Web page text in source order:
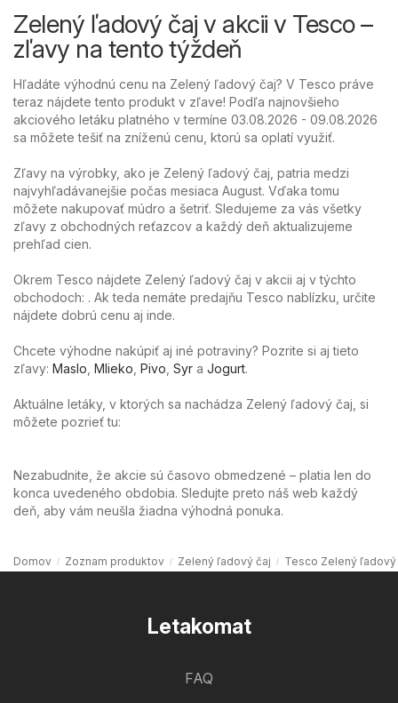
Zelený ľadový čaj v akcii v Tesco –
zľavy na tento týždeň
Hľadáte výhodnú cenu na Zelený ľadový čaj? V Tesco práve
teraz nájdete tento produkt v zľave! Podľa najnovšieho
akciového letáku platného v termíne 03.08.2026 - 09.08.2026
sa môžete tešiť na zníženú cenu, ktorú sa oplatí využiť.
Zľavy na výrobky, ako je Zelený ľadový čaj, patria medzi
najvyhľadávanejšie počas mesiaca August. Vďaka tomu
môžete nakupovať múdro a šetriť. Sledujeme za vás všetky
zľavy z obchodných reťazcov a každý deň aktualizujeme
prehľad cien.
Okrem Tesco nájdete Zelený ľadový čaj v akcii aj v týchto
obchodoch: . Ak teda nemáte predajňu Tesco nablízku, určite
nájdete dobrú cenu aj inde.
Chcete výhodne nakúpiť aj iné potraviny? Pozrite si aj tieto
zľavy: Maslo Mlieko Pivo Syr a Jogurt.
Aktuálne letáky, v ktorých sa nachádza Zelený ľadový čaj, si
môžete pozrieť tu:
Nezabudnite, že akcie sú časovo obmedzené – platia len do
konca uvedeného obdobia. Sledujte preto náš web každý
deň, aby vám neušla žiadna výhodná ponuka.
Domov Zoznam produktov Zelený ľadový čaj Tesco Zelený ľadový
Letakomat
FAQ